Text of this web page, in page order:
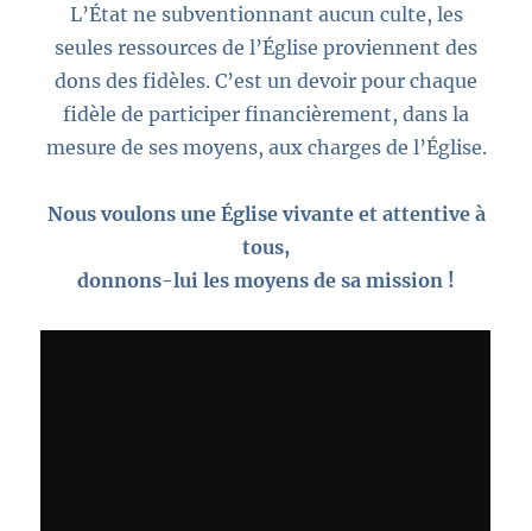
L’État ne subventionnant aucun culte, les
seules ressources de l’Église proviennent des
dons des fidèles. C’est un devoir pour chaque
fidèle de participer financièrement, dans la
mesure de ses moyens, aux charges de l’Église.
Nous voulons une Église vivante et attentive à
tous,
donnons-lui les moyens de sa mission !